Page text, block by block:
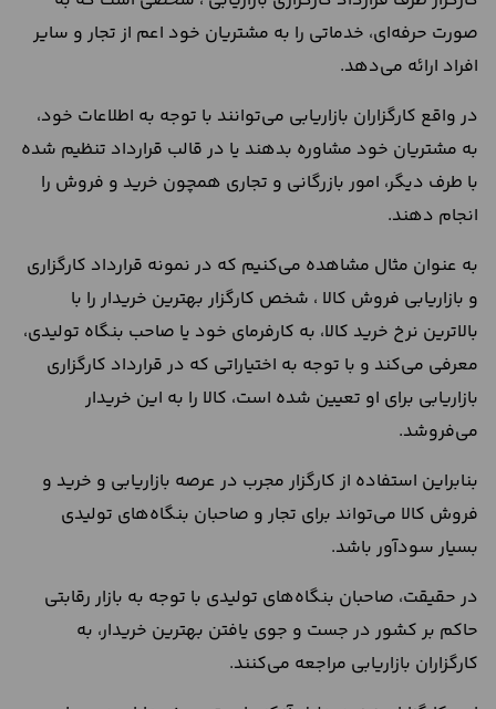
صورت حرفه‌ای، خدماتی را به مشتریان خود اعم از تجار و سایر
افراد ارائه می‌دهد.
در واقع کارگزاران بازاریابی می‌توانند با توجه به اطلاعات خود،
به مشتریان خود مشاوره بدهند یا در قالب قرارداد تنظیم شده
با طرف دیگر، امور بازرگانی و تجاری همچون خرید و فروش را
انجام دهند.
به عنوان مثال مشاهده می‌کنیم که در نمونه قرارداد کارگزاری
و بازاریابی فروش کالا ، شخص کارگزار بهترین خریدار را با
بالاترین نرخ خرید کالا، به کارفرمای خود یا صاحب بنگاه تولیدی،
معرفی می‌کند و با توجه به اختیاراتی که در قرارداد کارگزاری
بازاریابی برای او تعیین شده است، کالا را به این خریدار
می‌فروشد.
بنابراین استفاده از کارگزار مجرب در عرصه بازاریابی و خرید و
فروش کالا می‌تواند برای تجار و صاحبان بنگاه‌های تولیدی
بسیار سودآور باشد.
در حقیقت، صاحبان بنگاه‌های تولیدی با توجه به بازار رقابتی
حاکم بر کشور در جست و جوی یافتن بهترین خریدار، به
کارگزاران بازاریابی مراجعه می‌کنند.